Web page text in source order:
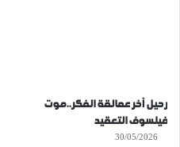
رحيل آخر عمالقة الفكر..موت
فيلسوف التعقيد
30/05/2026